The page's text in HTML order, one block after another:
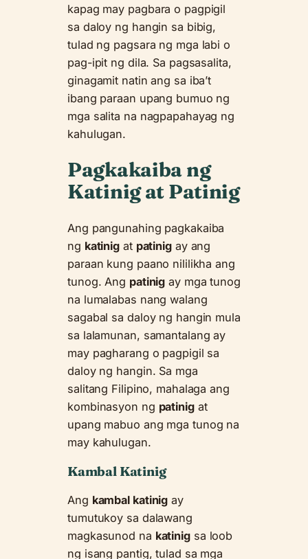
kapag may pagbara o pagpigil
sa daloy ng hangin sa bibig,
tulad ng pagsara ng mga labi o
pag-ipit ng dila. Sa pagsasalita,
ginagamit natin ang sa iba’t
ibang paraan upang bumuo ng
mga salita na nagpapahayag ng
kahulugan.
Pagkakaiba ng
Katinig at Patinig
Ang pangunahing pagkakaiba
ng katinig at patinigay ang
paraan kung paano nililikha ang
tunog. Ang patinig ay mga tunog
na lumalabas nang walang
sagabal sa daloy ng hangin mula
sa lalamunan, samantalang ay
may pagharang o pagpigil sa
daloy ng hangin. Sa mga
salitang Filipino, mahalaga ang
kombinasyon ng patinigat
upang mabuo ang mga tunog na
may kahulugan.
Kambal Katinig
Ang kambal katinig ay
tumutukoy sa dalawang
magkasunod na katinigsa loob
ng isang pantig, tulad sa mga